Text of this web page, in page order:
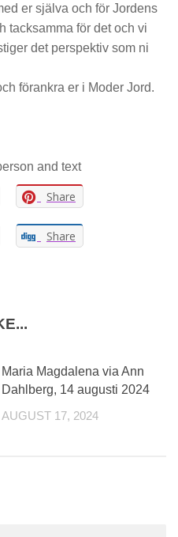
er själva och för Jordens
tacksamma för det och vi
det perspektiv som ni
förankra er i Moder Jord.
Share
Share
Maria Magdalena via Ann
Dahlberg, 14 augusti 2024
AUGUST 17, 2024